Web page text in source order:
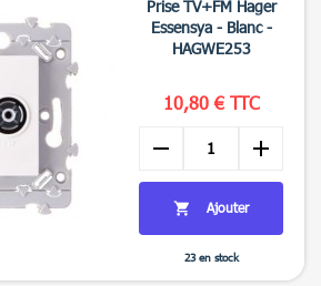
Prise TV+FM Hager
Essensya - Blanc -
HAGWE253
10,80 € TTC
remove add
 Ajouter
23 en stock